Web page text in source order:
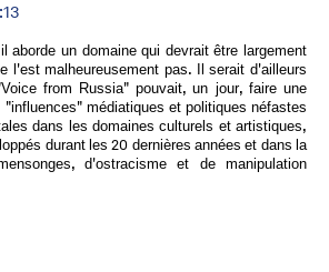
aborde un domaine qui devrait être largement
l'est malheureusement pas. Il serait d'ailleurs
from Russia" pouvait, un jour, faire une
médiatiques et politiques néfastes
dans les domaines culturels et artistiques,
durant les 20 dernières années et dans la
d'ostracisme et de manipulation